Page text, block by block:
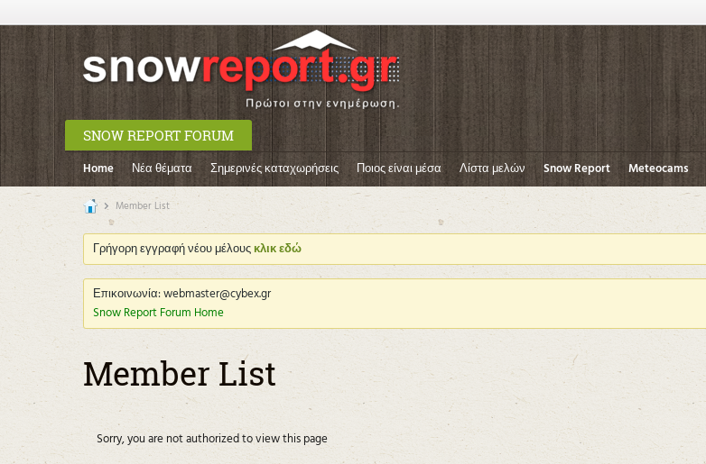
SNOW REPORT FORUM
Home Νέα θέματα Σημερινές καταχωρήσεις Ποιος είναι μέσα Λίστα μελών Snow Report Meteocams
Member List
Γρήγορη εγγραφή νέου μέλουςκλικ εδώ
Επικοινωνία: webmaster@cybex.gr
Snow Report Forum Home
Member List
Sorry, you are not authorized to view this page